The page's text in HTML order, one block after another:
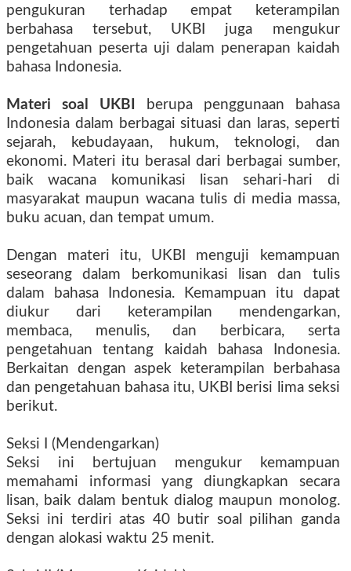
pengukuran terhadap empat keterampilan
berbahasa tersebut, UKBI juga mengukur
pengetahuan peserta uji dalam penerapan kaidah
bahasa Indonesia.
Materi soal UKBI
berupa penggunaan bahasa
Indonesia dalam berbagai situasi dan laras, seperti
sejarah, kebudayaan, hukum, teknologi, dan
ekonomi. Materi itu berasal dari berbagai sumber,
baik wacana komunikasi lisan sehari-hari di
masyarakat maupun wacana tulis di media massa,
buku acuan, dan tempat umum.
Dengan materi itu, UKBI menguji kemampuan
seseorang dalam berkomunikasi lisan dan tulis
dalam bahasa Indonesia. Kemampuan itu dapat
diukur dari keterampilan mendengarkan,
membaca, menulis, dan berbicara, serta
pengetahuan tentang kaidah bahasa Indonesia.
Berkaitan dengan aspek keterampilan berbahasa
dan pengetahuan bahasa itu, UKBI berisi lima seksi
berikut.
Seksi I (Mendengarkan)
Seksi ini bertujuan mengukur kemampuan
memahami informasi yang diungkapkan secara
lisan, baik dalam bentuk dialog maupun monolog.
Seksi ini terdiri atas 40 butir soal pilihan ganda
dengan alokasi waktu 25 menit.